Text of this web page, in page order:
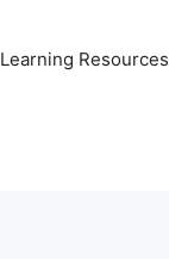
Learning Resources